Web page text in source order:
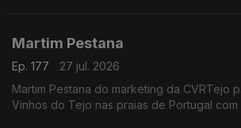
referência nacional e internacional na
apresentação pianística.
Martim Pestana
Ep. 177
27 jul. 2026
Martim Pestana do marketing da CVRTejo
Vinhos do Tejo nas praias de Portugal